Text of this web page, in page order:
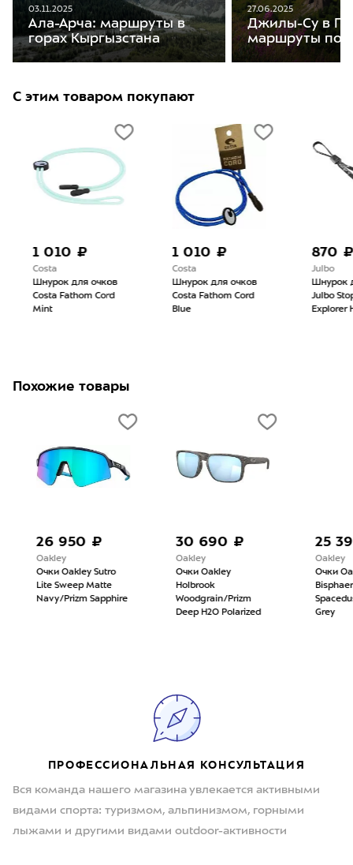
03.11.2025
Ала-Арча: маршруты в
горах Кыргызстана
27.06.2025
Джилы-Су в
маршруты
С этим товаром покупают
1 010 ₽
Costa
Шнурок для очков
Costa Fathom Cord
Mint
1 010 ₽
Costa
Шнурок для очков
Costa Fathom Cord
Blue
870 ₽
Julbo
Шнурок
Julbo
Explorer
Похожие товары
26 950 ₽
Oakley
Очки Oakley Sutro
Lite Sweep Matte
Navy/Prizm Sapphire
30 690 ₽
Oakley
Очки Oakley
Holbrook
Woodgrain/Prizm
Deep H2O Polarized
25
Oakley
Очки
Grey
ПРОФЕССИОНАЛЬНАЯ КОНСУЛЬТАЦИЯ
Вся команда нашего магазина увлекается активными
видами спорта: туризмом, альпинизмом, горными
лыжами и другими видами outdoor-активности